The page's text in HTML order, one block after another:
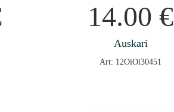
14.00€
Auskari
Art: 12OiOi30451